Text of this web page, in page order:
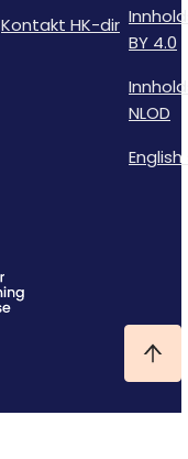
Kontakt HK-dir
BY 4.0
NLOD